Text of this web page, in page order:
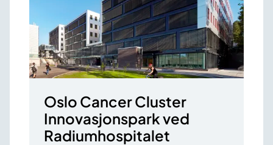
Oslo Cancer Cluster
Innovasjonspark ved
Radiumhospitalet